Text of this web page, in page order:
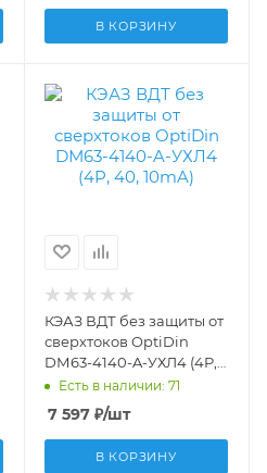
В КОРЗИНУ
КЭАЗ ВДТ без защиты от
сверхтоков OptiDin
DМ63-4140-A-УХЛ4 (4P,
40, 10mA) 254310
Есть в наличии: 71
7 597₽/шт
В КОРЗИНУ